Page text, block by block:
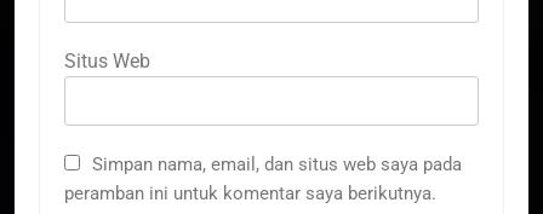
Situs Web
Simpan nama, email, dan situs web saya pada
peramban ini untuk komentar saya berikutnya.